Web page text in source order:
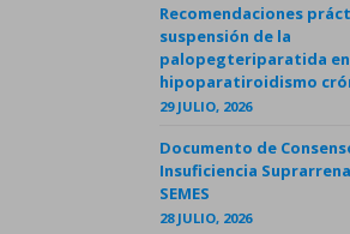
Recomendaciones
suspensión de la
palopegteriparatida
hipoparatiroidismo
29 JULIO, 2026
Documento de
Insuficiencia
SEMES
28 JULIO, 2026